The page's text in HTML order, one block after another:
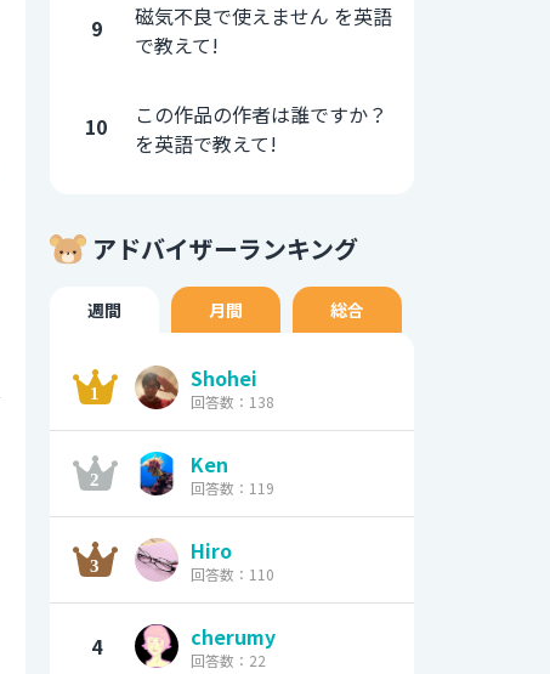
9
磁気不良で使えません を英語
で教えて!
10
この作品の作者は誰ですか？
を英語で教えて!
アドバイザーランキング
週間 月間 総合
Shohei
回答数：138
Ken
回答数：119
Hiro
回答数：110
4 cherumy
回答数：22